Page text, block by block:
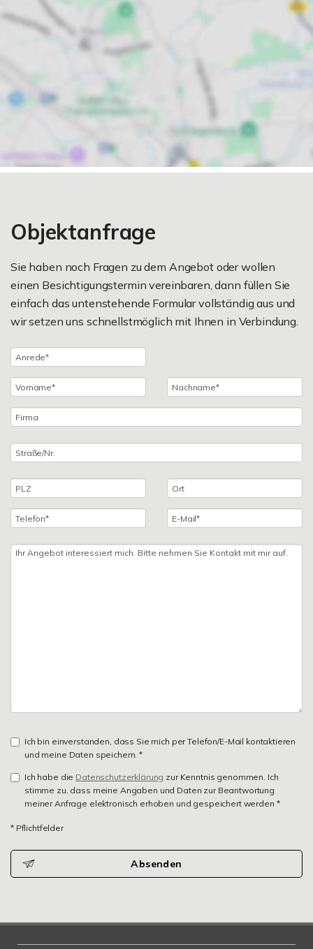
Objektanfrage
Sie haben noch Fragen zu dem Angebot oder wollen
einen Besichtigungstermin vereinbaren, dann füllen Sie
einfach das untenstehende Formular vollständig aus und
wir setzen uns schnellstmöglich mit Ihnen in Verbindung.
Ich bin einverstanden, dass Sie mich per Telefon/E-Mail kontaktieren
und meine Daten speichern. *
Ich habe die Datenschutzerklärung zur Kenntnis genommen. Ich
stimme zu, dass meine Angaben und Daten zur Beantwortung
meiner Anfrage elektronisch erhoben und gespeichert werden *
* Pflichtfelder
Absenden